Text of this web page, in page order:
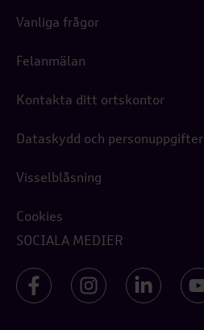
Vanliga frågor
Felanmälan
Kontakta ditt ortskontor
Dataskydd och personuppgifter
Visselblåsning
Cookies
SOCIALA MEDIER